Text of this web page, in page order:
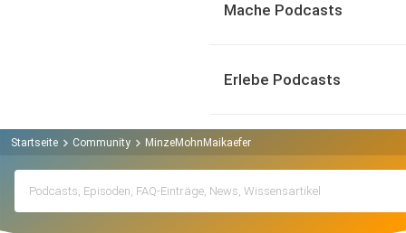
Mache Podcasts
Erlebe Podcasts
Startseite Community MinzeMohnMaikaefer